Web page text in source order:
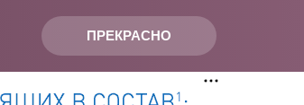
ПРЕКРАСНО